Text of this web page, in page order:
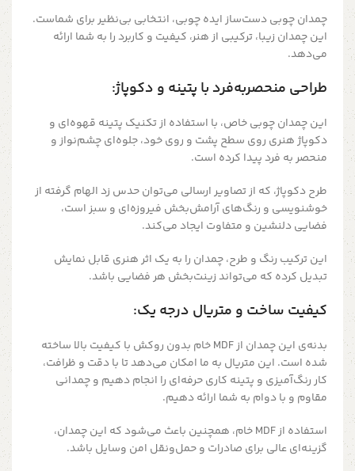
چمدان چوبی دست‌ساز ایده چوبی، انتخابی بی‌نظیر برای شماست.
این چمدان زیبا، ترکیبی از هنر، کیفیت و کاربرد را به شما ارائه
می‌دهد.
طراحی منحصربه‌فرد با پتینه و دکوپاژ:
این چمدان چوبی خاص، با استفاده از تکنیک پتینه قهوه‌ای و
دکوپاژ هنری روی سطح پشت و روی خود، جلوه‌ای چشم‌نواز و
منحصر به فرد پیدا کرده است.
طرح دکوپاژ، که از تصاویر ارسالی می‌توان حدس زد الهام گرفته از
خوشنویسی و رنگ‌های آرامش‌بخش فیروزه‌ای و سبز است،
فضایی دلنشین و متفاوت ایجاد می‌کند.
این ترکیب رنگ و طرح، چمدان را به یک اثر هنری قابل نمایش
تبدیل کرده که می‌تواند زینت‌بخش هر فضایی باشد.
کیفیت ساخت و متریال درجه یک:
بدنه‌ی این چمدان از MDF خام بدون روکش با کیفیت بالا ساخته
شده است. این متریال به ما امکان می‌دهد تا با دقت و ظرافت،
کار رنگ‌آمیزی و پتینه کاری حرفه‌ای را انجام دهیم و چمدانی
مقاوم و با دوام به شما ارائه دهیم.
استفاده از MDF خام، همچنین باعث می‌شود که این چمدان،
گزینه‌ای عالی برای صادرات و حمل‌ونقل امن وسایل باشد.